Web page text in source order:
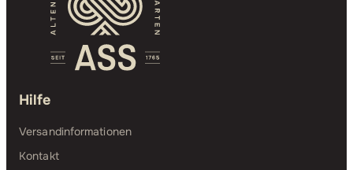
Hilfe
Versandinformationen
Kontakt